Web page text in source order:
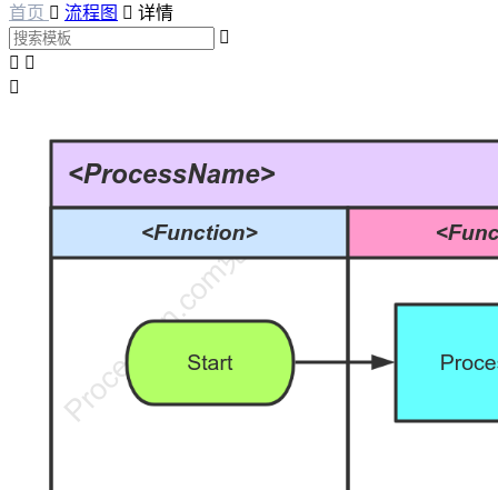
首页  流程图  详情

 
